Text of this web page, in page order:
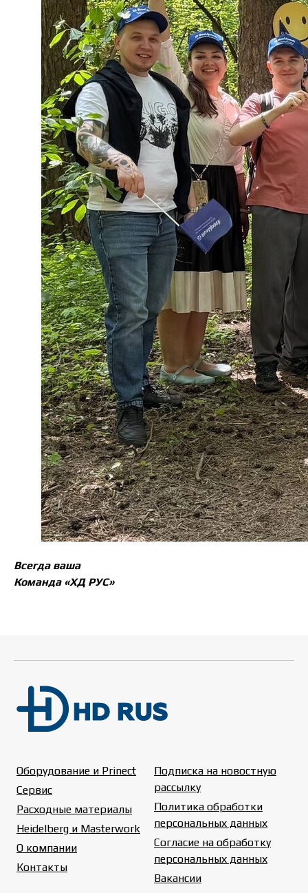
Всегда ваша
Команда «ХД РУС»
Оборудование и Prinect
Сервис
Расходные материалы
Heidelberg и Masterwork
О компании
Контакты
Подписка на новостную
рассылку
Политика обработки
персональных данных
Согласие на обработку
персональных данных
Вакансии